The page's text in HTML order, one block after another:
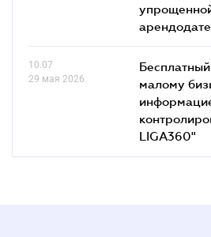
10.07
29 мая 2026
малому
LIGA360"